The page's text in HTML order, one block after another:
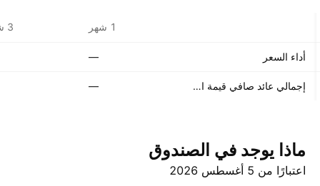
1 شهر 3 شهر
أداء السعر —
إجمالي عائد صافي قيمة الأصول —
ماذا يوجد في الصندوق
اعتبارًا من 5 أغسطس 2026